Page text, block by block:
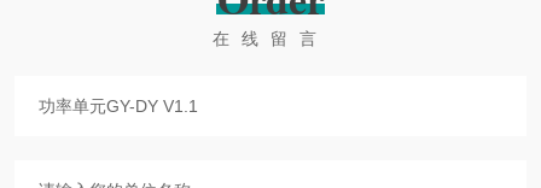
在线留言